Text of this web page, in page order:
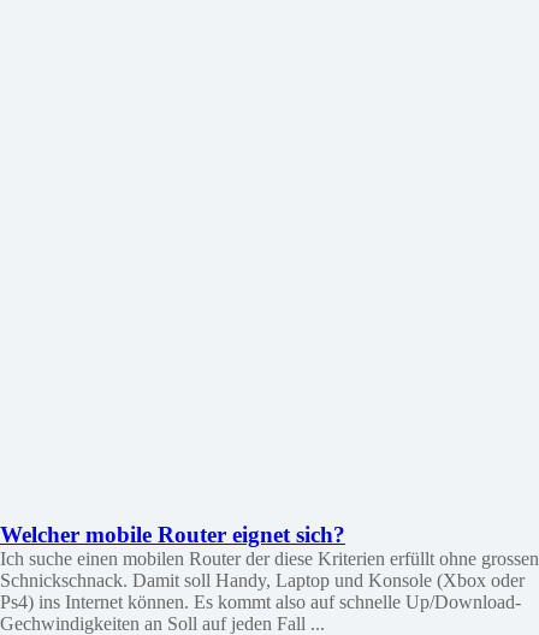
Welcher mobile Router eignet sich?
Ich suche einen mobilen Router der diese Kriterien erfüllt ohne grossen
Schnickschnack. Damit soll Handy, Laptop und Konsole (Xbox oder
Ps4) ins Internet können. Es kommt also auf schnelle Up/Download-
Gechwindigkeiten an Soll auf jeden Fall ...